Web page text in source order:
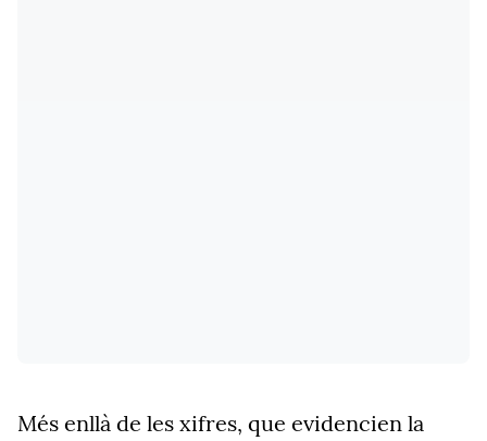
Més enllà de les xifres, que evidencien la